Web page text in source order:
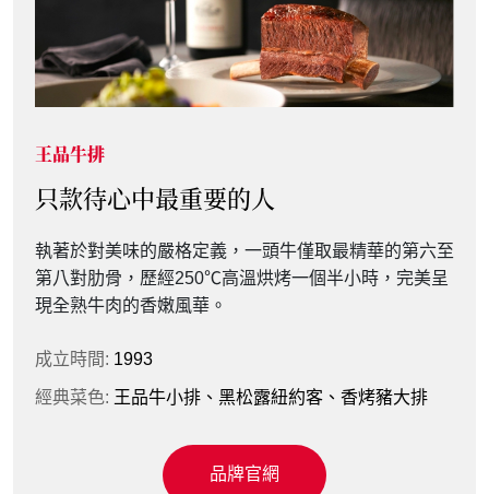
王品牛排
只款待心中最重要的人
執著於對美味的嚴格定義，一頭牛僅取最精華的第六至
第八對肋骨，歷經250℃高溫烘烤一個半小時，完美呈
現全熟牛肉的香嫩風華。
成立時間: 1993
經典菜色: 王品牛小排、黑松露紐約客、香烤豬大排
品牌官網
聚 日式鍋物
美味相聚 隨心所欲，今天來聚吧！
日式職人精神的美味堅持，只為這鍋濃、醇、香!
「聚」精選新鮮豐富食材與絕妙好湯，為您的歡聚收納
美好的原汁原味。
成立時間: 2004
經典菜色: 海陸瀑布聚、肉肉瀑布聚、札幌熊牛奶湯
品牌官網
原燒 日式燒肉
百變燒肉 各就個味
以大豐盛、大趣味、大滿足的概念，動手搭配肉品x醬
料x食材的多樣變化性，透過百變燒肉的獨特吃法，讓
每個人無須妥協、都能各自享受自己的專屬美味！
成立時間: 2004
經典菜色: 安格斯牛、肋眼牛、戰斧豬、日式燒肉
品牌官網
夏慕尼 新香榭鐵板燒
夏慕尼與你 肩並肩的浪漫
顛覆傳統鐵板燒餐廳的老式印象，創新結合法式料理的
細膩與lounge bar的設計風格，營造出時尚精品店般的
用餐氛圍。
成立時間: 2005
經典菜色: 白蘭地鴨胸
品牌官網
藝奇日式料理
極炙鮮美 岩燒日料
取自日本男鹿半島傳統岩燒料理方式，天然岩板直火加
熱至300度，接觸瞬間完美保存食材原汁原味，征服您
的味蕾
成立時間: 2005
經典菜色: 和牛岩板燒、產地直送刺身の盛宴
品牌官網
莆田
享譽新加坡的米其林中餐廳
蟬聯五年新加坡米其林一星「莆田」中餐廳，提供新加
坡特色料理與莆田佳餚，透過傳承20餘年、繁複的料
理手法，用心呈現道道精彩的功夫菜。並有2~10人摘
成立時間: 2015
王品瘋美食購物網
待在家裡也能品嘗美味跟享受健康
我們的產品會是您最佳的飯友，金牌主廚獨門配方，記
憶中歡聚的味道。 一個人或者小家庭餐桌上美味的配
角，少了油煙多了愉悅，對於入口的安心，我們比你還
成立時間: 2021
飲食與精選季節禮盒